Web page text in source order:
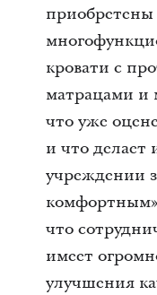
кровати с
матрацами и
что уже
и что делает
учреждении
что
имеет
улучшения